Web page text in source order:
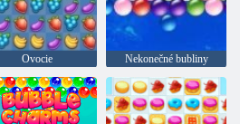
Ovocie Nekonečné bubliny